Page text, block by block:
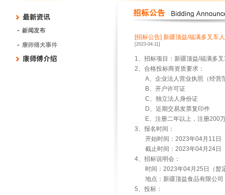
[招标公告] 新疆顶益/福满多叉车
[2023-04-11]
1、招标项目：新疆顶益/福满多
2、合格投标商资质要求：
A、企业法人营业执照（经营
B、开户许可证
C、独立法人身份证
D、近期交易发票复印件
E、注册二年以上，注册200
3、报名时间：
开始时间：2023年04月11日
截止时间：2023年04月24日
4、招标说明会：
时间：2023年04月25日（暂
地点：新疆顶益食品有限公司
5、投标：